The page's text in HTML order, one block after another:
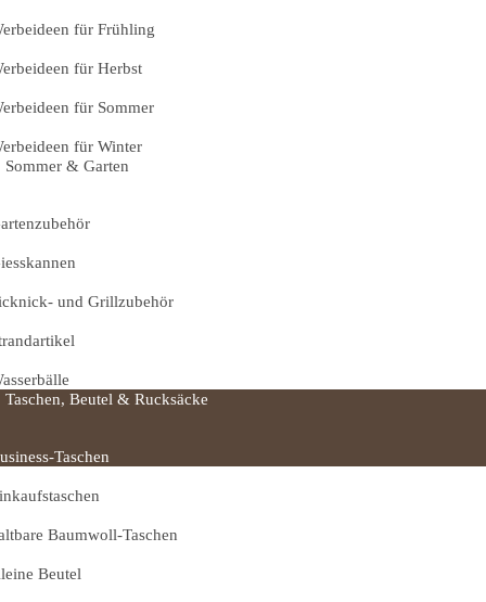
für Frühling
für Herbst
für Sommer
für Winter
Sommer & Garten
und Grillzubehör
Taschen, Beutel & Rucksäcke
Taschen
Baumwoll-Taschen
Beutel